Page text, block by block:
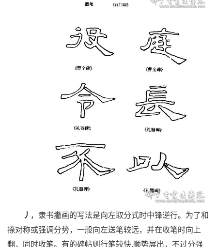
丿 ，隶书撇画的写法是向左取分式时中锋逆行。为了和
捺对称或强调分势，一般向左送笔较远，并在收笔时向上
翻，同时收笔。有的碑帖则行笔较快.顺势展出，不过分强